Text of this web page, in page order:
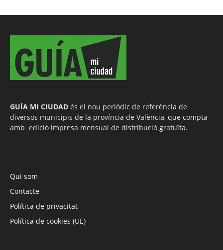
GUÍA MI CIUDAD és el nou periòdic de referència de
diversos municipis de la província de València, que compta
amb edició impresa mensual de distribució gratuïta.
Qui som
Contacte
Política de privacitat
Política de cookies (UE)